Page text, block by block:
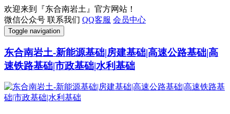
欢迎来到『东合南岩土』官方网站！
微信公众号 联系我们 QQ客服 会员中心
Toggle navigation
东合南岩土-新能源基础|房建基础|高速公路基础|高
速铁路基础|市政基础|水利基础